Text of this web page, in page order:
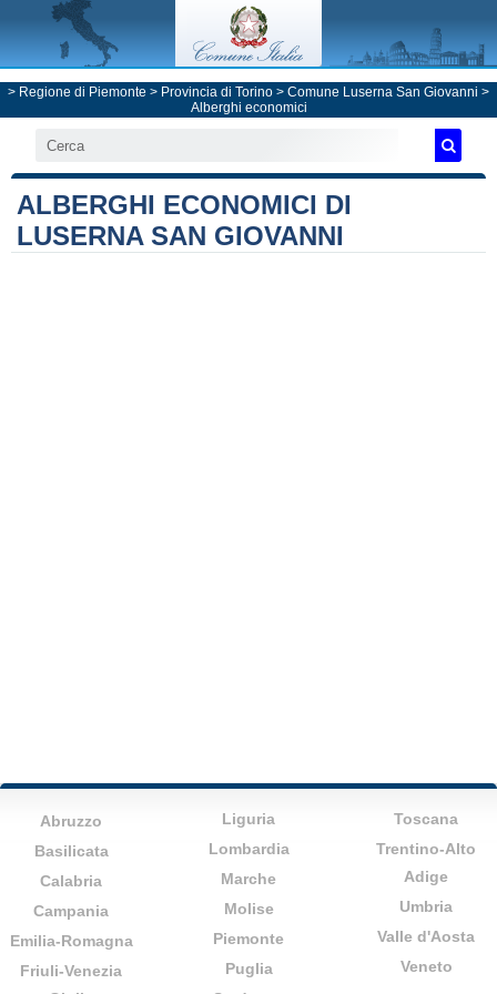
> Regione di Piemonte > Provincia di Torino > Comune Luserna San Giovanni >
Alberghi economici
ALBERGHI ECONOMICI DI
LUSERNA SAN GIOVANNI
Abruzzo
Basilicata
Calabria
Campania
Emilia-Romagna
Friuli-Venezia
Liguria
Lombardia
Marche
Molise
Piemonte
Puglia
Toscana
Trentino-Alto
Adige
Umbria
Valle d'Aosta
Veneto